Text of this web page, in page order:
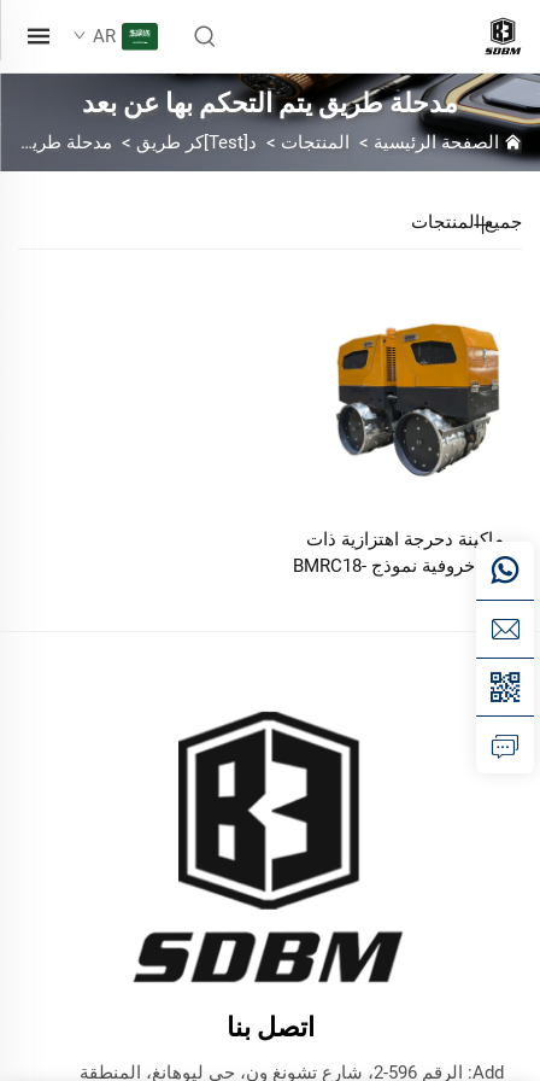
AR
مدحلة طريق يتم التحكم بها عن بعد
الصفحة الرئيسية > المنتجات > د[Test]كر طريق > مدحلة طريق يتم التحكم بها عن بعد
جميع المنتجات
ماكينة دحرجة اهتزازية ذات
أقدام خروفية نموذج BMRC18-
اتصل بنا
Add: الرقم 596-2، شارع تشونغ ون، حي ليوهانغ، المنطقة